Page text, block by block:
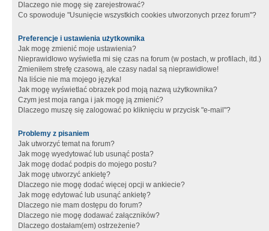
Dlaczego nie mogę się zarejestrować?
Co spowoduje "Usunięcie wszystkich cookies utworzonych przez forum"?
Preferencje i ustawienia użytkownika
Jak mogę zmienić moje ustawienia?
Nieprawidłowo wyświetla mi się czas na forum (w postach, w profilach, itd.)
Zmieniłem strefę czasową, ale czasy nadal są nieprawidłowe!
Na liście nie ma mojego języka!
Jak mogę wyświetlać obrazek pod moją nazwą użytkownika?
Czym jest moja ranga i jak mogę ją zmienić?
Dlaczego muszę się zalogować po kliknięciu w przycisk "e-mail"?
Problemy z pisaniem
Jak utworzyć temat na forum?
Jak mogę wyedytować lub usunąć posta?
Jak mogę dodać podpis do mojego postu?
Jak mogę utworzyć ankietę?
Dlaczego nie mogę dodać więcej opcji w ankiecie?
Jak mogę edytować lub usunąć ankietę?
Dlaczego nie mam dostępu do forum?
Dlaczego nie mogę dodawać załączników?
Dlaczego dostałam(em) ostrzeżenie?